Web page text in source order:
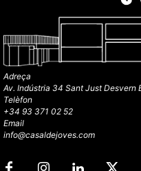
Adreça
Av. Indústria 34 Sant Just Desvern
Telèfon
+34 93 371 02 52
Email
info@casaldejoves.com